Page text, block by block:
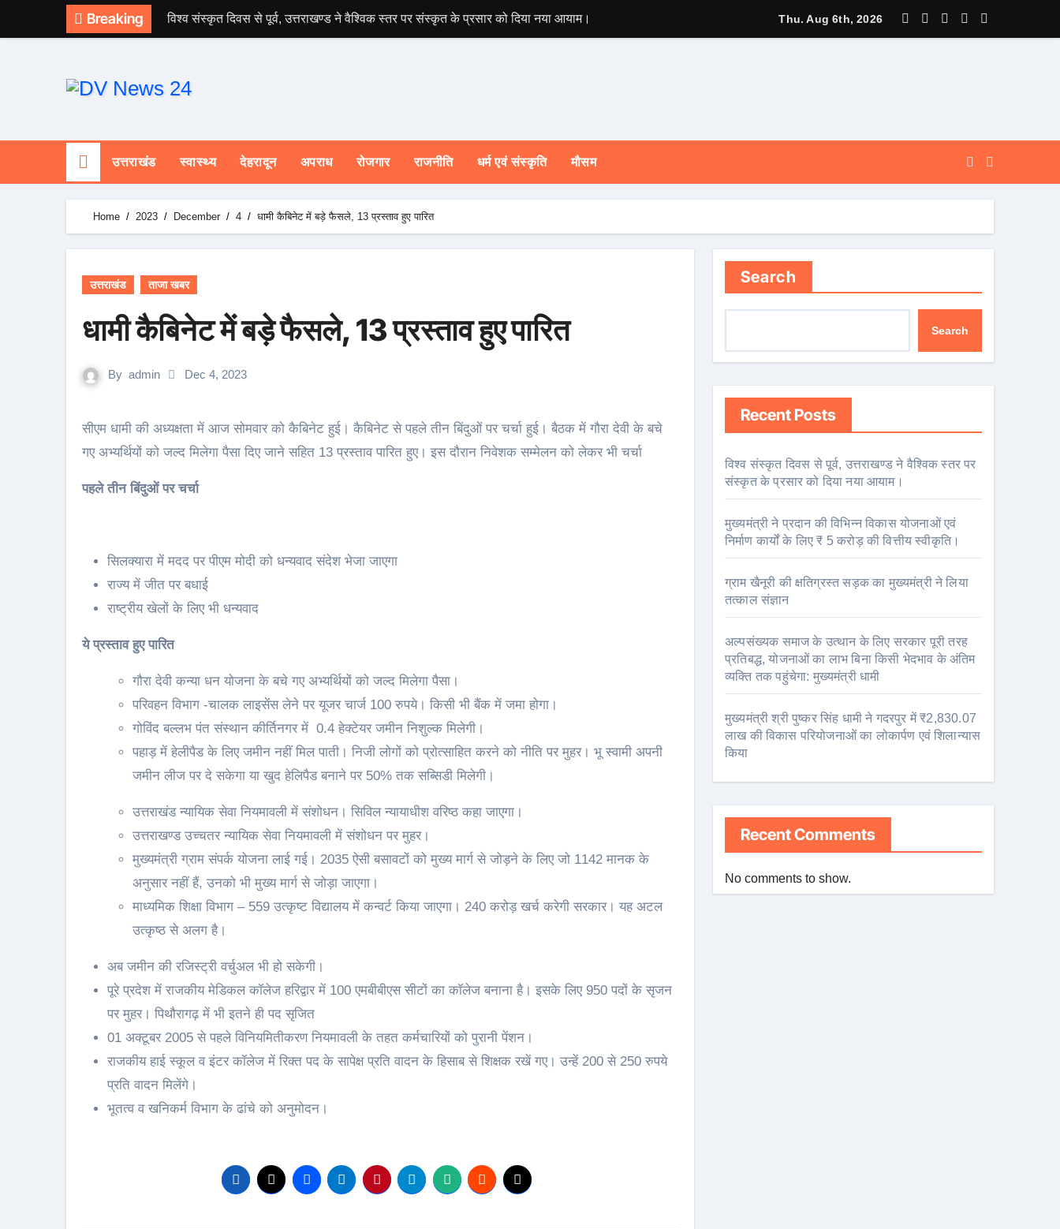
Breaking विश्व संस्कृत दिवस से पूर्व, उत्तराखण्ड ने वैश्विक स्तर पर संस्कृत के प्रसार को दिया नया आयाम। मुख्यमंत्री ने प्रदान की विभिन्न विकास योजनाओं एवं निर्माण कार्यों के लिए ₹ 5 करोड़ की वित्तीय
Thu. Aug 6th, 2026
उत्तराखंड स्वास्थ्य देहरादून अपराध रोजगार राजनीति धर्म एवं संस्कृति मौसम
Home 2023 December 4 धामी कैबिनेट में बड़े फैसले, 13 प्रस्ताव हुए पारित
उत्तराखंड ताजा खबर
धामी कैबिनेट में बड़े फैसले, 13 प्रस्ताव हुए पारित
By admin Dec 4, 2023
सीएम धामी की अध्यक्षता में आज सोमवार को कैबिनेट हुई। कैबिनेट से पहले तीन बिंदुओं पर चर्चा हुई। बैठक में गौरा देवी के बचे
गए अभ्यर्थियों को जल्द मिलेगा पैसा दिए जाने सहित 13 प्रस्ताव पारित हुए। इस दौरान निवेशक सम्मेलन को लेकर भी चर्चा
पहले तीन बिंदुओं पर चर्चा
सिलक्यारा में मदद पर पीएम मोदी को धन्यवाद संदेश भेजा जाएगा
राज्य में जीत पर बधाई
राष्ट्रीय खेलों के लिए भी धन्यवाद
ये प्रस्ताव हुए पारित
गौरा देवी कन्या धन योजना के बचे गए अभ्यर्थियों को जल्द मिलेगा पैसा।
परिवहन विभाग -चालक लाइसेंस लेने पर यूजर चार्ज 100 रुपये। किसी भी बैंक में जमा होगा।
गोविंद बल्लभ पंत संस्थान कीर्तिनगर में 0.4 हेक्टेयर जमीन निशुल्क मिलेगी।
पहाड़ में हेलीपैड के लिए जमीन नहीं मिल पाती। निजी लोगों को प्रोत्साहित करने को नीति पर मुहर। भू स्वामी अपनी
जमीन लीज पर दे सकेगा या खुद हेलिपैड बनाने पर 50% तक सब्सिडी मिलेगी।
उत्तराखंड न्यायिक सेवा नियमावली में संशोधन। सिविल न्यायाधीश वरिष्ठ कहा जाएगा।
उत्तराखण्ड उच्चतर न्यायिक सेवा नियमावली में संशोधन पर मुहर।
मुख्यमंत्री ग्राम संपर्क योजना लाई गई। 2035 ऐसी बसावटों को मुख्य मार्ग से जोड़ने के लिए जो 1142 मानक के
अनुसार नहीं हैं, उनको भी मुख्य मार्ग से जोड़ा जाएगा।
माध्यमिक शिक्षा विभाग – 559 उत्कृष्ट विद्यालय में कन्वर्ट किया जाएगा। 240 करोड़ खर्च करेगी सरकार। यह अटल
उत्कृष्ठ से अलग है।
अब जमीन की रजिस्ट्री वर्चुअल भी हो सकेगी।
पूरे प्रदेश में राजकीय मेडिकल कॉलेज हरिद्वार में 100 एमबीबीएस सीटों का कॉलेज बनाना है। इसके लिए 950 पदों के सृजन
पर मुहर। पिथौरागढ़ में भी इतने ही पद सृजित
01 अक्टूबर 2005 से पहले विनियमितीकरण नियमावली के तहत कर्मचारियों को पुरानी पेंशन।
राजकीय हाई स्कूल व इंटर कॉलेज में रिक्त पद के सापेक्ष प्रति वादन के हिसाब से शिक्षक रखें गए। उन्हें 200 से 250 रुपये
प्रति वादन मिलेंगे।
भूतत्व व खनिकर्म विभाग के ढांचे को अनुमोदन।
Search
Search
Recent Posts
विश्व संस्कृत दिवस से पूर्व, उत्तराखण्ड ने वैश्विक स्तर पर
संस्कृत के प्रसार को दिया नया आयाम।
मुख्यमंत्री ने प्रदान की विभिन्न विकास योजनाओं एवं
निर्माण कार्यों के लिए ₹ 5 करोड़ की वित्तीय स्वीकृति।
ग्राम खैनूरी की क्षतिग्रस्त सड़क का मुख्यमंत्री ने लिया
तत्काल संज्ञान
अल्पसंख्यक समाज के उत्थान के लिए सरकार पूरी तरह
प्रतिबद्ध, योजनाओं का लाभ बिना किसी भेदभाव के अंतिम
व्यक्ति तक पहुंचेगा: मुख्यमंत्री धामी
मुख्यमंत्री श्री पुष्कर सिंह धामी ने गदरपुर में ₹2,830.07
लाख की विकास परियोजनाओं का लोकार्पण एवं शिलान्यास
किया
Recent Comments
No comments to show.